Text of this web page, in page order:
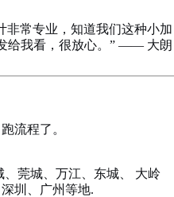
非常专业，知道我们这种小加
给我看，很放心。” —— 大朗
流程了。
莞城、万江、东城、 大岭
圳、广州等地.